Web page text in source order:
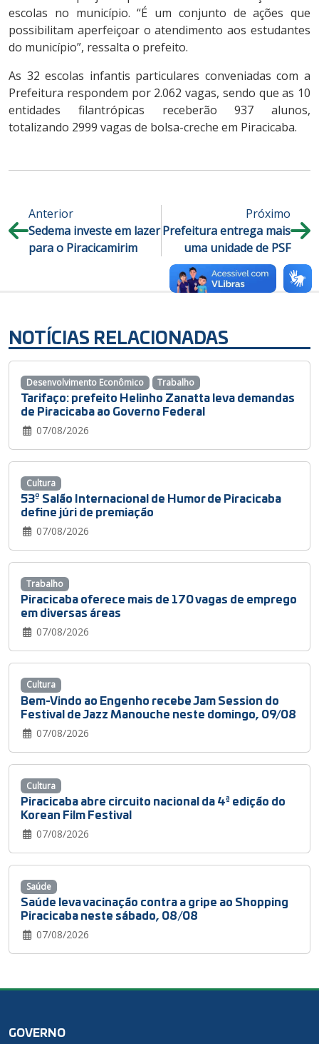
escolas no município. “É um conjunto de ações que
possibilitam aperfeiçoar o atendimento aos estudantes
do município”, ressalta o prefeito.
As 32 escolas infantis particulares conveniadas com a
Prefeitura respondem por 2.062 vagas, sendo que as 10
entidades filantrópicas receberão 937 alunos,
totalizando 2999 vagas de bolsa-creche em Piracicaba.
Anterior
Sedema investe em lazer
para o Piracicamirim
Próximo
Prefeitura entrega mais
uma unidade de PSF
NOTÍCIAS RELACIONADAS
Tarifaço: prefeito Helinho Zanatta leva demandas
de Piracicaba ao Governo Federal
07/08/2026
Desenvolvimento Econômico Trabalho
53º Salão Internacional de Humor de Piracicaba
define júri de premiação
07/08/2026
Cultura
Piracicaba oferece mais de 170 vagas de emprego
em diversas áreas
07/08/2026
Trabalho
Bem-Vindo ao Engenho recebe Jam Session do
Festival de Jazz Manouche neste domingo, 09/08
07/08/2026
Cultura
Piracicaba abre circuito nacional da 4ª edição do
Korean Film Festival
07/08/2026
Cultura
Saúde leva vacinação contra a gripe ao Shopping
Piracicaba neste sábado, 08/08
07/08/2026
Saúde
GOVERNO